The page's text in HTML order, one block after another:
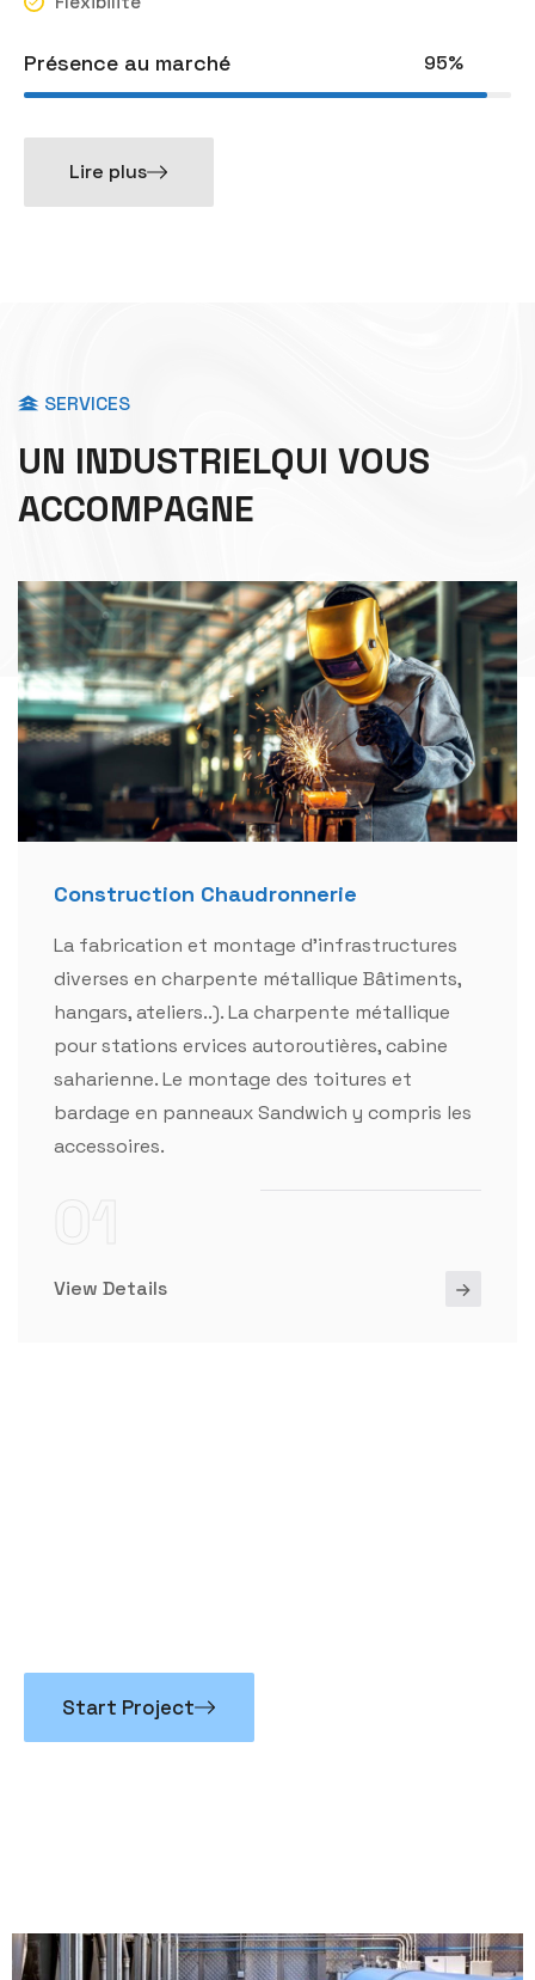
Présence au marché 95%
Lire plus
SERVICES
UN INDUSTRIELQUI VOUS
ACCOMPAGNE
Construction Chaudronnerie
La fabrication et montage d'infrastructures
diverses en charpente métallique Bâtiments,
hangars, ateliers..). La charpente métallique
pour stations ervices autoroutières, cabine
saharienne. Le montage des toitures et
bardage en panneaux Sandwich y compris les
accessoires.
View Details
Start Project